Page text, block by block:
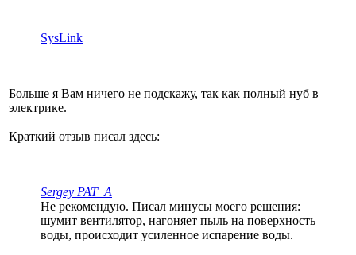
SysLink
Больше я Вам ничего не подскажу, так как полный нуб в
электрике.
Краткий отзыв писал здесь:
Sergey PAT_A
Не рекомендую. Писал минусы моего решения:
шумит вентилятор, нагоняет пыль на поверхность
воды, происходит усиленное испарение воды.